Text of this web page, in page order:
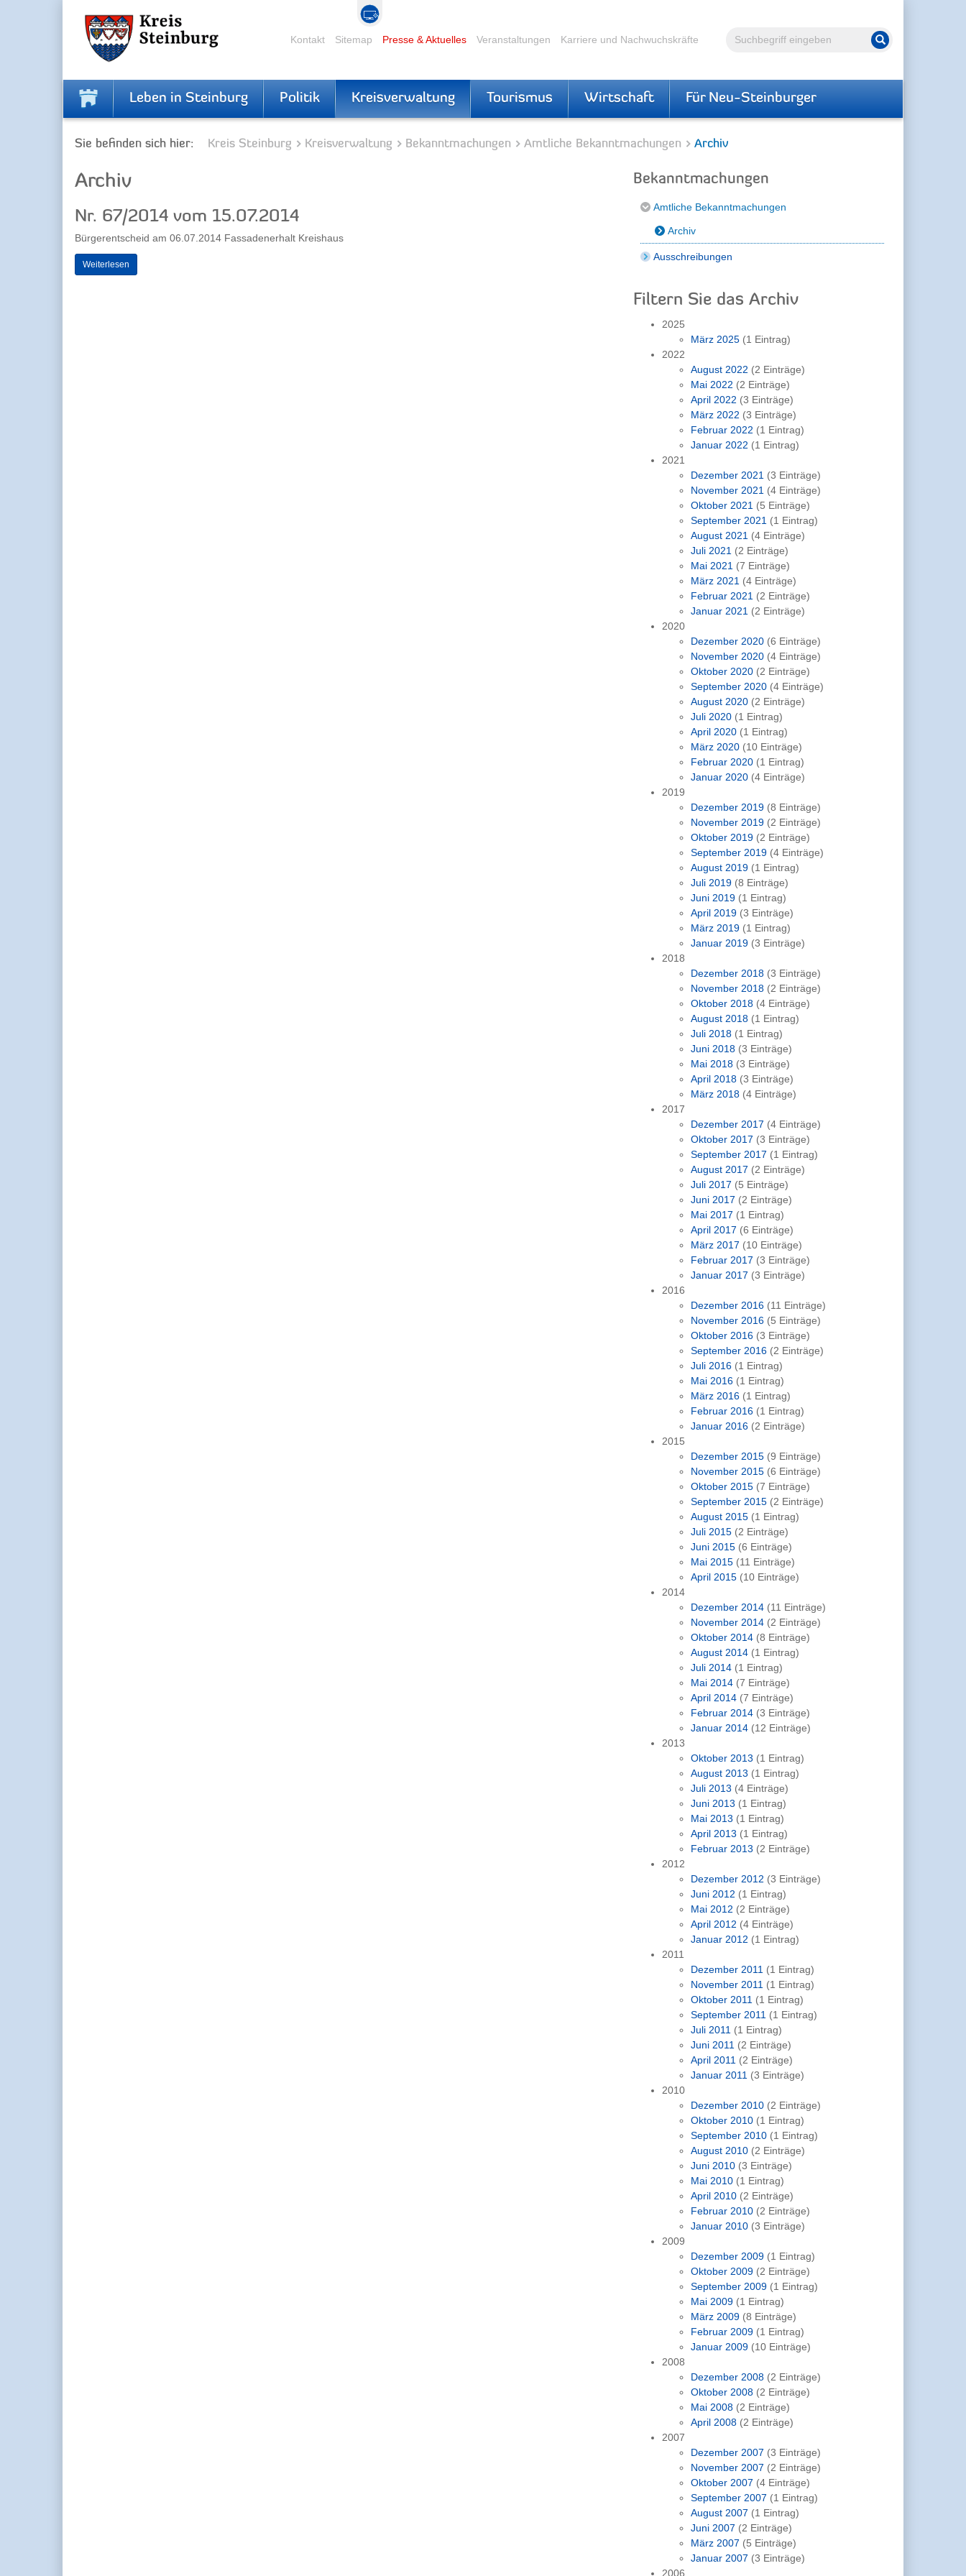
Volltextsuche Suche starten
Kontakt Sitemap Presse & Aktuelles Veranstaltungen Karriere und Nachwuchskräfte
Leben in Steinburg Politik Kreisverwaltung Tourismus Wirtschaft Für Neu-Steinburger
Sie befinden sich hier: Kreis Steinburg Kreisverwaltung Bekanntmachungen Amtliche Bekanntmachungen Archiv
Archiv
Nr. 67/2014 vom 15.07.2014
Bürgerentscheid am 06.07.2014 Fassadenerhalt Kreishaus
Weiterlesen
Bekanntmachungen
Amtliche Bekanntmachungen
Archiv
Ausschreibungen
Filtern Sie das Archiv
2025
März 2025 (1 Eintrag)
2022
August 2022 (2 Einträge)
Mai 2022 (2 Einträge)
April 2022 (3 Einträge)
März 2022 (3 Einträge)
Februar 2022 (1 Eintrag)
Januar 2022 (1 Eintrag)
2021
Dezember 2021 (3 Einträge)
November 2021 (4 Einträge)
Oktober 2021 (5 Einträge)
September 2021 (1 Eintrag)
August 2021 (4 Einträge)
Juli 2021 (2 Einträge)
Mai 2021 (7 Einträge)
März 2021 (4 Einträge)
Februar 2021 (2 Einträge)
Januar 2021 (2 Einträge)
2020
Dezember 2020 (6 Einträge)
November 2020 (4 Einträge)
Oktober 2020 (2 Einträge)
September 2020 (4 Einträge)
August 2020 (2 Einträge)
Juli 2020 (1 Eintrag)
April 2020 (1 Eintrag)
März 2020 (10 Einträge)
Februar 2020 (1 Eintrag)
Januar 2020 (4 Einträge)
2019
Dezember 2019 (8 Einträge)
November 2019 (2 Einträge)
Oktober 2019 (2 Einträge)
September 2019 (4 Einträge)
August 2019 (1 Eintrag)
Juli 2019 (8 Einträge)
Juni 2019 (1 Eintrag)
April 2019 (3 Einträge)
März 2019 (1 Eintrag)
Januar 2019 (3 Einträge)
2018
Dezember 2018 (3 Einträge)
November 2018 (2 Einträge)
Oktober 2018 (4 Einträge)
August 2018 (1 Eintrag)
Juli 2018 (1 Eintrag)
Juni 2018 (3 Einträge)
Mai 2018 (3 Einträge)
April 2018 (3 Einträge)
März 2018 (4 Einträge)
2017
Dezember 2017 (4 Einträge)
Oktober 2017 (3 Einträge)
September 2017 (1 Eintrag)
August 2017 (2 Einträge)
Juli 2017 (5 Einträge)
Juni 2017 (2 Einträge)
Mai 2017 (1 Eintrag)
April 2017 (6 Einträge)
März 2017 (10 Einträge)
Februar 2017 (3 Einträge)
Januar 2017 (3 Einträge)
2016
Dezember 2016 (11 Einträge)
November 2016 (5 Einträge)
Oktober 2016 (3 Einträge)
September 2016 (2 Einträge)
Juli 2016 (1 Eintrag)
Mai 2016 (1 Eintrag)
März 2016 (1 Eintrag)
Februar 2016 (1 Eintrag)
Januar 2016 (2 Einträge)
2015
Dezember 2015 (9 Einträge)
November 2015 (6 Einträge)
Oktober 2015 (7 Einträge)
September 2015 (2 Einträge)
August 2015 (1 Eintrag)
Juli 2015 (2 Einträge)
Juni 2015 (6 Einträge)
Mai 2015 (11 Einträge)
April 2015 (10 Einträge)
2014
Dezember 2014 (11 Einträge)
November 2014 (2 Einträge)
Oktober 2014 (8 Einträge)
August 2014 (1 Eintrag)
Juli 2014 (1 Eintrag)
Mai 2014 (7 Einträge)
April 2014 (7 Einträge)
Februar 2014 (3 Einträge)
Januar 2014 (12 Einträge)
2013
Oktober 2013 (1 Eintrag)
August 2013 (1 Eintrag)
Juli 2013 (4 Einträge)
Juni 2013 (1 Eintrag)
Mai 2013 (1 Eintrag)
April 2013 (1 Eintrag)
Februar 2013 (2 Einträge)
2012
Dezember 2012 (3 Einträge)
Juni 2012 (1 Eintrag)
Mai 2012 (2 Einträge)
April 2012 (4 Einträge)
Januar 2012 (1 Eintrag)
2011
Dezember 2011 (1 Eintrag)
November 2011 (1 Eintrag)
Oktober 2011 (1 Eintrag)
September 2011 (1 Eintrag)
Juli 2011 (1 Eintrag)
Juni 2011 (2 Einträge)
April 2011 (2 Einträge)
Januar 2011 (3 Einträge)
2010
Dezember 2010 (2 Einträge)
Oktober 2010 (1 Eintrag)
September 2010 (1 Eintrag)
August 2010 (2 Einträge)
Juni 2010 (3 Einträge)
Mai 2010 (1 Eintrag)
April 2010 (2 Einträge)
Februar 2010 (2 Einträge)
Januar 2010 (3 Einträge)
2009
Dezember 2009 (1 Eintrag)
Oktober 2009 (2 Einträge)
September 2009 (1 Eintrag)
Mai 2009 (1 Eintrag)
März 2009 (8 Einträge)
Februar 2009 (1 Eintrag)
Januar 2009 (10 Einträge)
2008
Dezember 2008 (2 Einträge)
Oktober 2008 (2 Einträge)
Mai 2008 (2 Einträge)
April 2008 (2 Einträge)
2007
Dezember 2007 (3 Einträge)
November 2007 (2 Einträge)
Oktober 2007 (4 Einträge)
September 2007 (1 Eintrag)
August 2007 (1 Eintrag)
Juni 2007 (2 Einträge)
März 2007 (5 Einträge)
Januar 2007 (3 Einträge)
2006